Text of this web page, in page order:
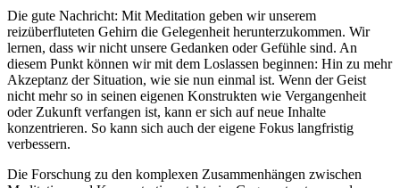
Die gute Nachricht: Mit Meditation geben wir unserem
reizüberfluteten Gehirn die Gelegenheit herunterzukommen. Wir
lernen, dass wir nicht unsere Gedanken oder Gefühle sind. An
diesem Punkt können wir mit dem Loslassen beginnen: Hin zu mehr
Akzeptanz der Situation, wie sie nun einmal ist. Wenn der Geist
nicht mehr so in seinen eigenen Konstrukten wie Vergangenheit
oder Zukunft verfangen ist, kann er sich auf neue Inhalte
konzentrieren. So kann sich auch der eigene Fokus langfristig
verbessern.
Die Forschung zu den komplexen Zusammenhängen zwischen